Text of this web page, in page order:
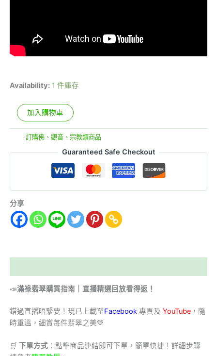
Availability: 1 件庫存
加入購物車
訂購佛、觀音、宗教類商品
Guaranteed Safe Checkout
分享
📣滿祿翡翠購買指南｜直播精選回放看得返！
錯過直播唔緊要！現已上載至Facebook 專頁及 YouTube ，隨
時重溫，細賞每件翡翠之美💚
🛒 下單方式 ：點擊商品連結即可下單，簡單快捷！詳細步驟